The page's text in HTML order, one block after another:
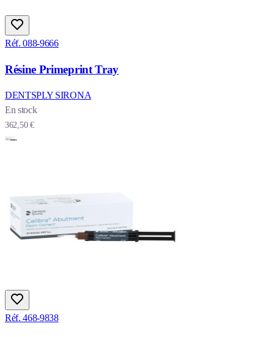
Réf. 088-9666
Résine Primeprint Tray
DENTSPLY SIRONA
En stock
362,50 €
Réf. 468-9838